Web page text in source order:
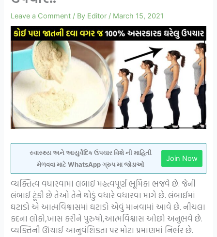
Leave a Comment / By Editor / March 15, 2021
સ્વાસ્થ્ય અને આયુર્વેદિક ઉપચાર વિશે ની માહિતી
મેળવવા માટે WhatsApp ગ્રુપ મા જોડાઓ
Join Now
વ્યક્તિત્વ વધારવામાં લંબાઈ મહત્વપૂર્ણ ભૂમિકા ભજવે છે. જેની
લંબાઈ ટૂંકી છે તેઓ તેને થોડું વધારે વધારવા માગે છે. લંબાઈમાં
ઘટાડો એ આત્મવિશ્વાસમાં ઘટાડો એવું માનવામાં આવે છે. નીચલા
કદના લોકો,ખાસ કરીને પુરુષો,આત્મવિશ્વાસ ઓછો અનુભવે છે.
વ્યક્તિની ઊંચાઈ આનુવંશિકતા પર મોટા પ્રમાણમાં નિર્ભર છે.